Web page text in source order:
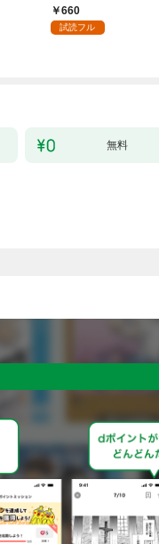
単行本版】１
660
試読フル
無料